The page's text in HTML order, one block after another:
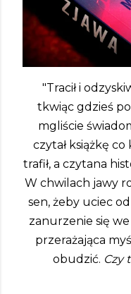
"Tracił i
tkwiąc gdzieś
mgliście
czytał książkę
trafił, a czytana
W chwilach jawy
sen, żeby uciec
zanurzenie się
przerażająca
obudzić. Czy